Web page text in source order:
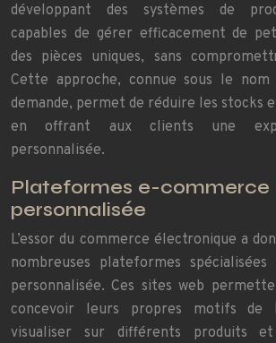
développant des systèmes de
capables de gérer efficacement de
des pièces uniques, sans
Cette approche, connue sous le
demande, permet de réduire les stocks
en offrant aux clients une
personnalisée.
Plateformes e-commerce
personnalisée
L’essor du commerce électronique a
nombreuses plateformes
personnalisée. Ces sites web
concevoir leurs propres motifs de
visualiser sur différents produits